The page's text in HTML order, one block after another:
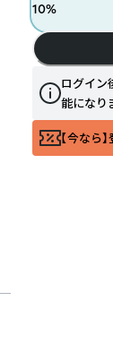
10%
ログイン
能になり
【今なら